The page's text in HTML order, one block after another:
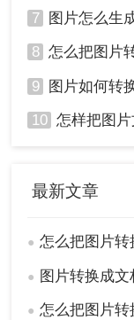
7 图片怎么生
8 怎么把图片
9 图片如何转
10 怎样把图片文字
最新文章
● 怎么把图片转换
● 图片转换成文
● 怎么把图片转